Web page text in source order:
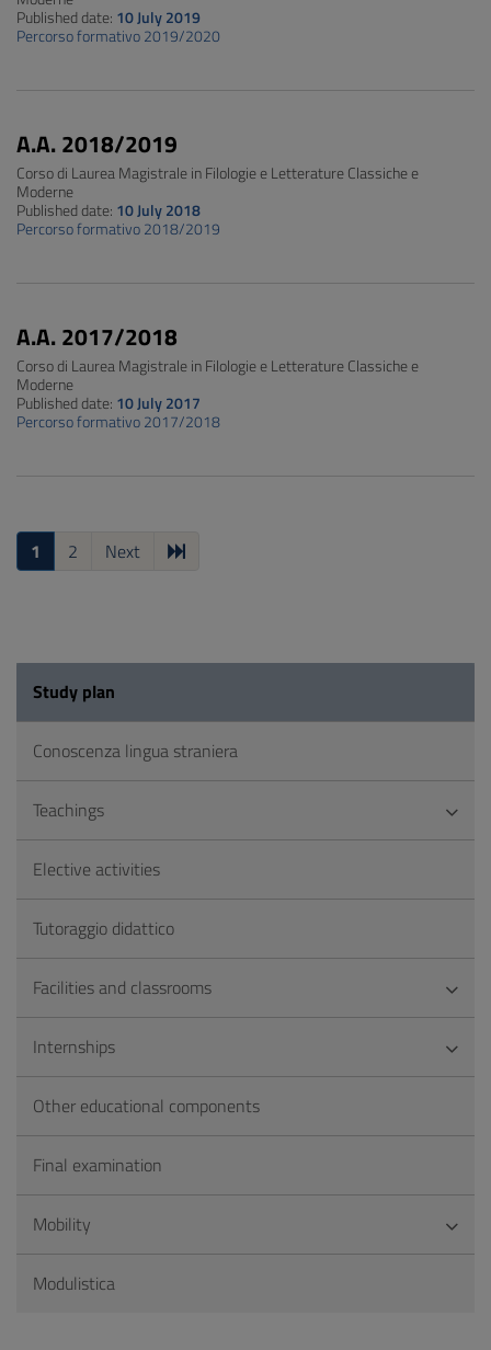
Published date: 10 July 2019
Percorso formativo 2019/2020
A.A. 2018/2019
Corso di Laurea Magistrale in Filologie e Letterature Classiche e
Moderne
Published date: 10 July 2018
Percorso formativo 2018/2019
A.A. 2017/2018
Corso di Laurea Magistrale in Filologie e Letterature Classiche e
Moderne
Published date: 10 July 2017
Percorso formativo 2017/2018
1 2 Next
Study plan
Conoscenza lingua straniera
Teachings
Elective activities
Tutoraggio didattico
Facilities and classrooms
Internships
Other educational components
Final examination
Mobility
Modulistica